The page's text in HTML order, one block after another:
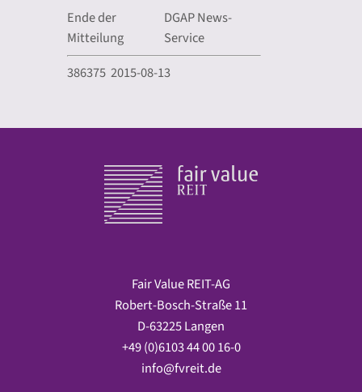
Ende der
Mitteilung
DGAP News-
Service
386375 2015-08-13
Fair Value REIT-AG
Robert-Bosch-Straße 11
D-63225 Langen
+49 (0)6103 44 00 16-0
info@fvreit.de